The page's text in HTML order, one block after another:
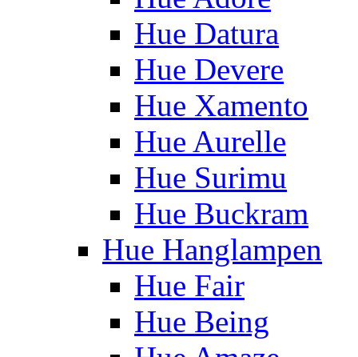
Hue Datura
Hue Devere
Hue Xamento
Hue Aurelle
Hue Surimu
Hue Buckram
Hue Hanglampen
Hue Fair
Hue Being